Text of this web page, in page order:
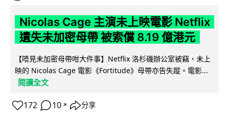
Nicolas Cage 主演未上映電影 Netflix
遺失未加密母帶 被索償 8.19 億港元
【唔見未加密母帶咁大件事】Netflix 洛杉磯辦公室被竊，未上
映的 Nicolas Cage 電影《Fortitude》母帶亦告失蹤。電影...
閱讀全文
172 10 ↗ 分享